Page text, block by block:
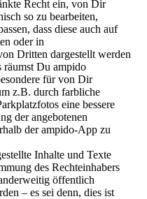
Recht ein, von Dir
so zu bearbeiten,
dass diese auch auf
oder in
Dritten dargestellt werden
räumst Du ampido
für von Dir
z.B. durch farbliche
eine bessere
der angebotenen
der ampido-App zu
Inhalte und Texte
des Rechteinhabers
öffentlich
– es sei denn, dies ist